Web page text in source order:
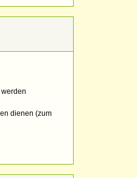
dienen (zum